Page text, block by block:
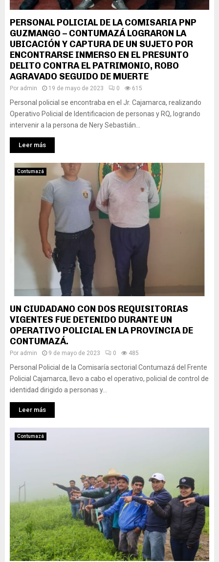
PERSONAL POLICIAL DE LA COMISARIA PNP
GUZMANGO – CONTUMAZÁ LOGRARON LA
UBICACIÓN Y CAPTURA DE UN SUJETO POR
ENCONTRARSE INMERSO EN EL PRESUNTO
DELITO CONTRA EL PATRIMONIO, ROBO
AGRAVADO SEGUIDO DE MUERTE
Por admin 19 de mayo de 2023 0 615
Personal policial se encontraba en el Jr. Cajamarca, realizando
Operativo Policial de Identificacion de personas y RQ, logrando
intervenir a la persona de Nery Sebastián...
Leer más
Contumazá
UN CIUDADANO CON DOS REQUISITORIAS
VIGENTES FUE DETENIDO DURANTE UN
OPERATIVO POLICIAL EN LA PROVINCIA DE
CONTUMAZÁ.
Por admin 9 de mayo de 2023 0 485
Personal Policial de la Comisaría sectorial Contumazá del Frente
Policial Cajamarca, llevo a cabo el operativo, policial de control de
identidad dirigido a personas y...
Leer más
Contumazá